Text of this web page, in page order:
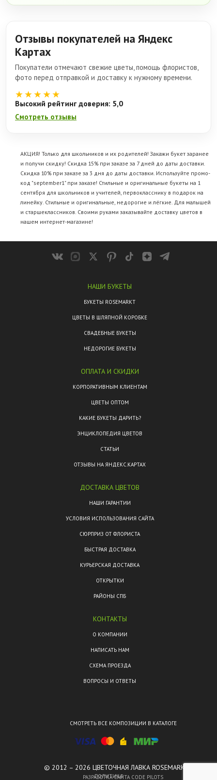
Отзывы покупателей на Яндекс
Картах
Покупатели отмечают свежие цветы, помощь флористов,
фото перед отправкой и доставку к нужному времени.
★★★★★
Высокий рейтинг доверия: 5,0
Смотреть отзывы
АКЦИЯ! Только для школьников и их родителей! Закажи букет заранее
и получи скидку! Скидка 15% при заказе за 7 дней до даты доставки.
Скидка 10% при заказе за 3 дня до даты доставки. Используйте промо-
код "september1" при заказе! Стильные и оригинальные букеты на 1
сентября для школьников и учителей, первокласснику в подарок на
линейку. Стильные и оригинальные, недорогие и лёгкие. Для малышей
и старшеклассников. Своими руками заказывайте доставку цветов в
нашем интернет-магазине!
НАШИ БУКЕТЫ
БУКЕТЫ ROSEMARKT
ЦВЕТЫ В ШЛЯПНОЙ КОРОБКЕ
СВАДЕБНЫЕ БУКЕТЫ
НЕДОРОГИЕ БУКЕТЫ
ОПЛАТА И СКИДКИ
КОРПОРАТИВНЫМ КЛИЕНТАМ
ЦВЕТЫ ОПТОМ
КАКИЕ БУКЕТЫ ДАРИТЬ?
ЭНЦИКЛОПЕДИЯ ЦВЕТОВ
СТАТЬИ
ОТЗЫВЫ НА ЯНДЕКС.КАРТАХ
ДОСТАВКА ЦВЕТОВ
НАШИ ГАРАНТИИ
УСЛОВИЯ ИСПОЛЬЗОВАНИЯ САЙТА
СЮРПРИЗ ОТ ФЛОРИСТА
БЫСТРАЯ ДОСТАВКА
КУРЬЕРСКАЯ ДОСТАВКА
ОТКРЫТКИ
РАЙОНЫ СПБ
ПОЛИТИКА
КОНТАКТЫ
О КОМПАНИИ
НАПИСАТЬ НАМ
СХЕМА ПРОЕЗДА
ВОПРОСЫ И ОТВЕТЫ
СМОТРЕТЬ ВСЕ КОМПОЗИЦИИ В КАТАЛОГЕ
© 2012 – 2026 ЦВЕТОЧНАЯ ЛАВКА ROSEMARKT.
РАЗРАБОТКА САЙТА CODE PILOTS